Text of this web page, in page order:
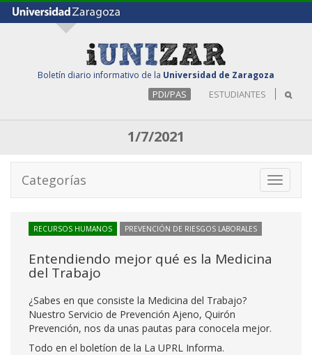
Boletín diario informativo de la Universidad de Zaragoza
PDI/PAS ESTUDIANTES
1/7/2021
Toggle
Categorías
RECURSOS HUMANOS PREVENCIÓN DE RIESGOS LABORALES
Entendiendo mejor qué es la Medicina
del Trabajo
¿Sabes en que consiste la Medicina del Trabajo?
Nuestro Servicio de Prevención Ajeno, Quirón
Prevención, nos da unas pautas para conocela mejor.
Todo en el boletíon de la La UPRL Informa.